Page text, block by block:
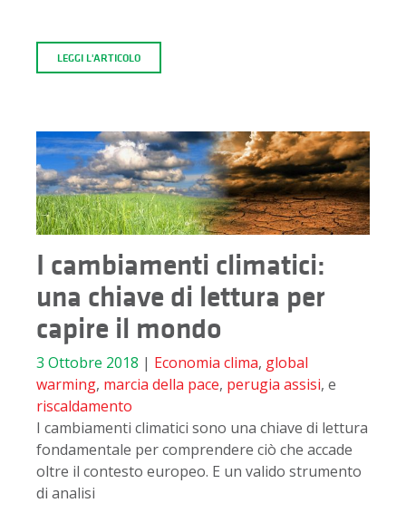
LEGGI L'ARTICOLO
I cambiamenti climatici:
una chiave di lettura per
capire il mondo
3 Ottobre 2018 | Economia clima, global
warming, marcia della pace, perugia assisi, e
riscaldamento
I cambiamenti climatici sono una chiave di lettura
fondamentale per comprendere ciò che accade
oltre il contesto europeo. E un valido strumento
di analisi